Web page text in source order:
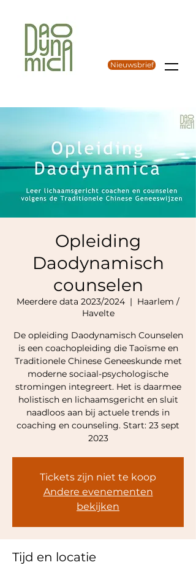
Nieuwsbrief
Opleiding
Daodynamisch
counselen
Meerdere data 2023/2024
  |
Haarlem /
Havelte
De opleiding Daodynamisch Counselen
is een coachopleiding die Taoïsme en
Traditionele Chinese Geneeskunde met
moderne sociaal-psychologische
stromingen integreert. Het is daarmee
holistisch en lichaamsgericht en sluit
naadloos aan bij actuele trends in
coaching en counseling. Start: 23 sept
2023
Tickets zijn niet te koop
Andere evenementen
bekijken
Tijd en locatie